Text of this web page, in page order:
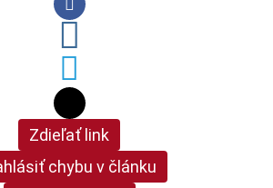
Zdieľať link
chybu v článku